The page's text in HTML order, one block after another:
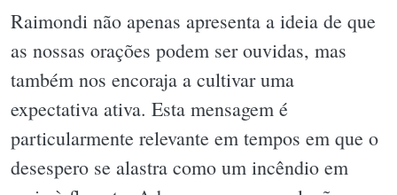
Raimondi não apenas apresenta a ideia de que
as nossas orações podem ser ouvidas, mas
também nos encoraja a cultivar uma
expectativa ativa. Esta mensagem é
particularmente relevante em tempos em que o
desespero se alastra como um incêndio em